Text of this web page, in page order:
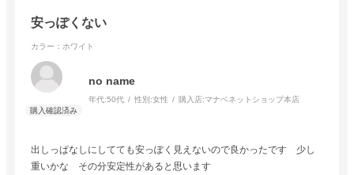
安っぽくない
カラー：ホワイト
no name
年代:50代 性別:女性 購入店:マナベネットショップ本店
出しっぱなしにしてても安っぽく見えないので良かったです 少し
重いかな その分安定性があると思います